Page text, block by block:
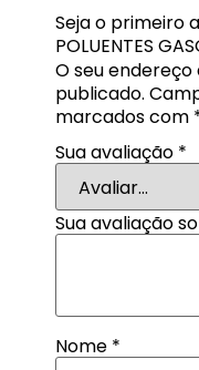
Seja o primeiro
POLUENTES
O seu
publicado.
marcados com
Sua avaliação *
Sua avaliação
Nome *